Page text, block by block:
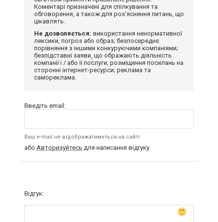
Коментарі призначені для спілкування та
обговорення, а також для роз'яснення питань, що
цікавлять.
Не дозволяється: використання ненормативної
лексики, погроз або образ; безпосереднє
порівняння з іншими конкуруючими компаніями;
безпідставні заяви, що ображають діяльність
компанії і / або її послуги; розміщення посилань на
сторонні інтернет-ресурси; реклама та
самореклама.
Введіть email:
Ваш e-mail не відображатиметься на сайті
або Авторизуйтесь для написання відгуку
Відгук: